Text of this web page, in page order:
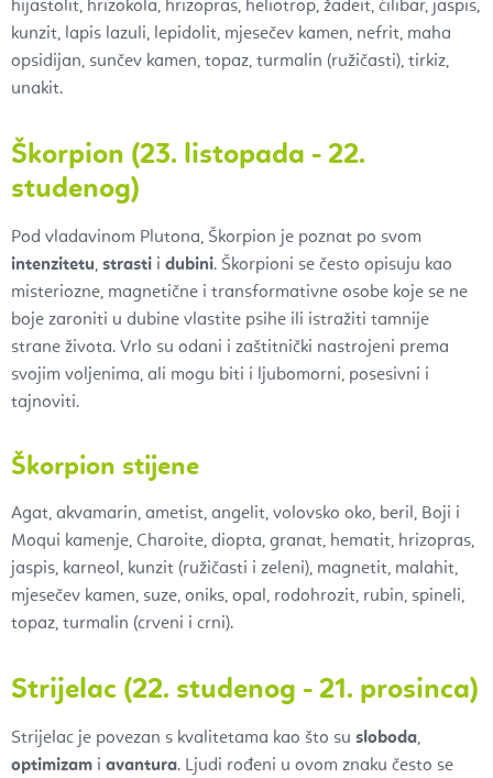
hijastolit, hrizokola, hrizopras, heliotrop, žadeit, ćilibar, jaspis,
kunzit, lapis lazuli, lepidolit, mjesečev kamen, nefrit, maha
opsidijan, sunčev kamen, topaz, turmalin (ružičasti), tirkiz,
unakit.
Škorpion (23. listopada - 22.
studenog)
Pod vladavinom Plutona, Škorpion je poznat po svom
intenzitetu, strasti i dubini. Škorpioni se često opisuju kao
misteriozne, magnetične i transformativne osobe koje se ne
boje zaroniti u dubine vlastite psihe ili istražiti tamnije
strane života. Vrlo su odani i zaštitnički nastrojeni prema
svojim voljenima, ali mogu biti i ljubomorni, posesivni i
tajnoviti.
Škorpion stijene
Agat, akvamarin, ametist, angelit, volovsko oko, beril, Boji i
Moqui kamenje, Charoite, diopta, granat, hematit, hrizopras,
jaspis, karneol, kunzit (ružičasti i zeleni), magnetit, malahit,
mjesečev kamen, suze, oniks, opal, rodohrozit, rubin, spineli,
topaz, turmalin (crveni i crni).
Strijelac (22. studenog - 21. prosinca)
Strijelac je povezan s kvalitetama kao što su sloboda,
optimizam i avantura. Ljudi rođeni u ovom znaku često se